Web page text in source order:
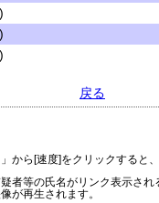
戻る
から[速度]をクリックすると
者等の氏名がリンク表示さ
が再生されます。